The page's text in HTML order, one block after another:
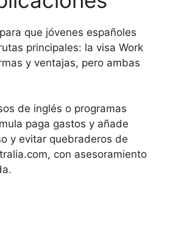
que jóvenes españoles
principales: la visa Work
y ventajas, pero ambas
de inglés o programas
paga gastos y añade
y evitar quebraderos de
con asesoramiento